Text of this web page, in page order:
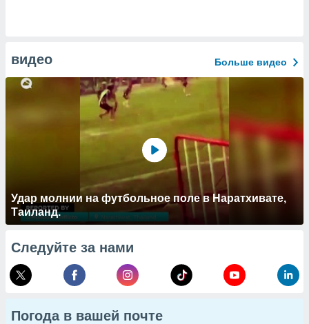
видео Больше видео
Удар молнии на футбольное поле в Наратхивате,
Таиланд.
Следуйте за нами
Погода в вашей почте